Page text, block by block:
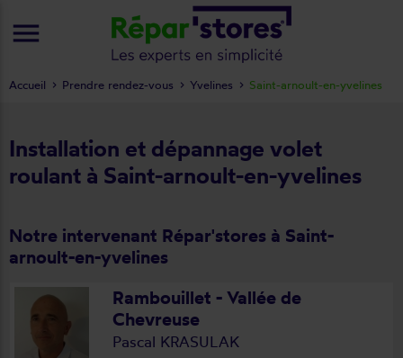
Installation et dépannage volet
roulant à Saint-arnoult-en-yvelines
Notre intervenant Répar'stores à Saint-
arnoult-en-yvelines
Rambouillet - Vallée de
Chevreuse
Pascal KRASULAK
Accueil Prendre rendez-vous Yvelines Saint-arnoult-en-yvelines
menu